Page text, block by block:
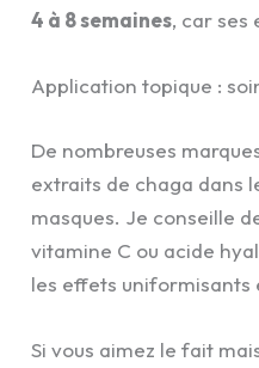
4 à 8 semaines, car ses
Application topique :
De nombreuses
extraits de chaga dans
masques. Je conseille
vitamine C ou acide
les effets uniformisants
Si vous aimez le fait